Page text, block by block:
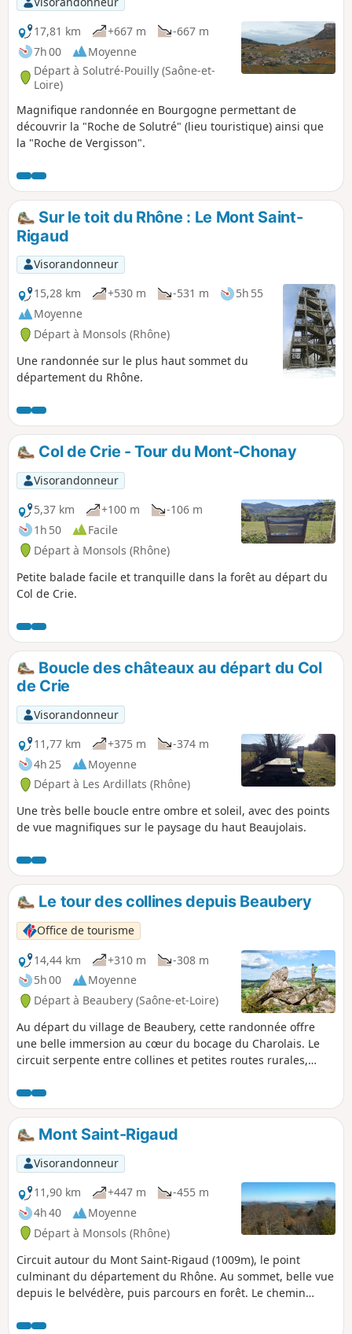
17,81 km
+667 m
-667 m
7h 00
Moyenne
Départ à Solutré-Pouilly (Saône-et-
Loire)
Magnifique randonnée en Bourgogne permettant de
découvrir la "Roche de Solutré" (lieu touristique) ainsi que
la "Roche de Vergisson".
Sur le toit du Rhône : Le Mont Saint-
Rigaud
Visorandonneur
15,28 km
+530 m -531 m
5h 55
Moyenne
Départ à Monsols (Rhône)
Une randonnée sur le plus haut sommet du
département du Rhône.
Col de Crie - Tour du Mont-Chonay
Visorandonneur
5,37 km
+100 m
-106 m
1h 50
Facile
Départ à Monsols (Rhône)
Petite balade facile et tranquille dans la forêt au départ du
Col de Crie.
Boucle des châteaux au départ du Col
de Crie
Visorandonneur
11,77 km
+375 m
-374 m
4h 25
Moyenne
Départ à Les Ardillats (Rhône)
Une très belle boucle entre ombre et soleil, avec des points
de vue magnifiques sur le paysage du haut Beaujolais.
Le tour des collines depuis Beaubery
Office de tourisme
14,44 km
+310 m
-308 m
5h 00
Moyenne
Départ à Beaubery (Saône-et-Loire)
Au départ du village de Beaubery, cette randonnée offre
une belle immersion au cœur du bocage du Charolais. Le
circuit serpente entre collines et petites routes rurales,
Mont Saint-Rigaud
Visorandonneur
11,90 km
+447 m
-455 m
4h 40
Moyenne
Départ à Monsols (Rhône)
Circuit autour du Mont Saint-Rigaud (1009m), le point
culminant du département du Rhône. Au sommet, belle vue
depuis le belvédère, puis parcours en forêt. Le chemin
le viaduc du Châtelard.